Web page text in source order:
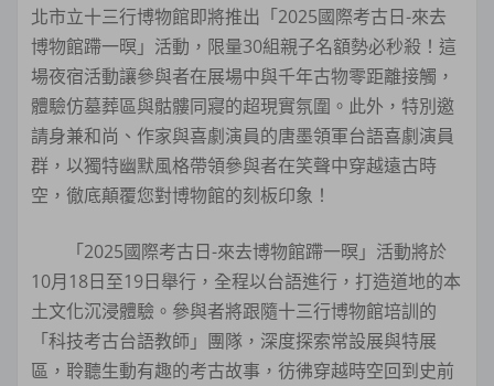
北市立十三行博物館即將推出「2025國際考古日-來去
博物館蹛一暝」活動，限量30組親子名額勢必秒殺！這
場夜宿活動讓參與者在展場中與千年古物零距離接觸，
體驗仿墓葬區與骷髏同寢的超現實氛圍。此外，特別邀
請身兼和尚、作家與喜劇演員的唐墨領軍台語喜劇演員
群，以獨特幽默風格帶領參與者在笑聲中穿越遠古時
空，徹底顛覆您對博物館的刻板印象！
「2025國際考古日-來去博物館蹛一暝」活動將於
10月18日至19日舉行，全程以台語進行，打造道地的本
土文化沉浸體驗。參與者將跟隨十三行博物館培訓的
「科技考古台語教師」團隊，深度探索常設展與特展
區，聆聽生動有趣的考古故事，彷彿穿越時空回到史前